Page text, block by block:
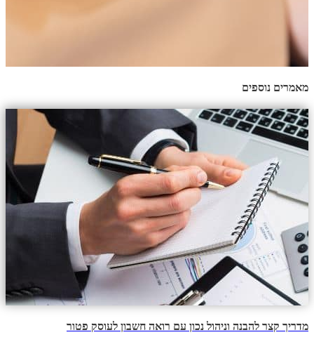
מאמרים נוספים
מדריך קצר להבנה וניהול נכון עם רואה חשבון לעוסק פטור